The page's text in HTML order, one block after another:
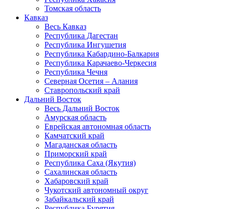
Томская область
Кавказ
Весь Кавказ
Республика Дагестан
Республика Ингушетия
Республика Кабардино-Балкария
Республика Карачаево-Черкесия
Республика Чечня
Северная Осетия – Алания
Ставропольский край
Дальний Восток
Весь Дальний Восток
Амурская область
Еврейская автономная область
Камчатский край
Магаданская область
Приморский край
Республика Саха (Якутия)
Сахалинская область
Хабаровский край
Чукотский автономный округ
Забайкальский край